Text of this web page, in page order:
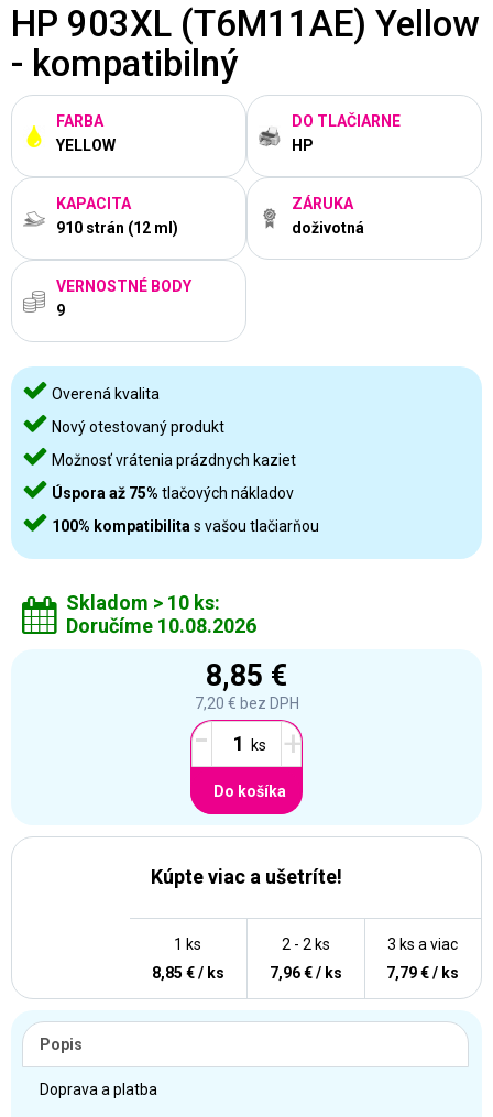
HP 903XL (T6M11AE) Yellow
- kompatibilný
FARBA
YELLOW
DO TLAČIARNE
HP
KAPACITA
910 strán (12 ml)
ZÁRUKA
doživotná
VERNOSTNÉ BODY
9
Overená kvalita
Nový otestovaný produkt
Možnosť vrátenia prázdnych kaziet
Úspora až 75% tlačových nákladov
100% kompatibilita s vašou tlačiarňou
Skladom > 10 ks:
Doručíme 10.08.2026
8,85 €
7,20 € bez DPH
- +
Do košíka
Kúpte viac a ušetríte!
3 ks a viac
7,79 € / ks
2 - 2 ks
7,96 € / ks
1 ks
8,85 € / ks
Popis
Doprava a platba